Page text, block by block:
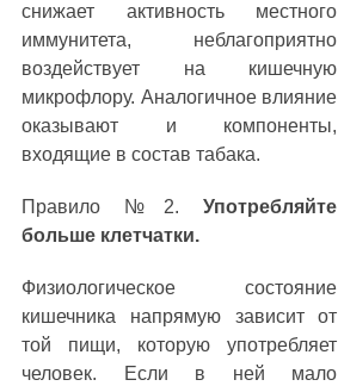
снижает активность местного
иммунитета, неблагоприятно
воздействует на кишечную
микрофлору. Аналогичное влияние
оказывают и компоненты,
входящие в состав табака.
Правило №2. Употребляйте
больше клетчатки.
Физиологическое состояние
кишечника напрямую зависит от
той пищи, которую употребляет
человек. Если в ней мало